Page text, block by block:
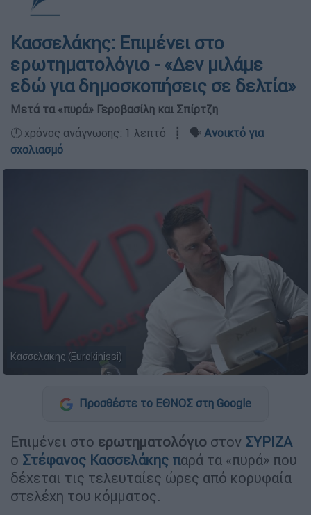
Κασσελάκης: Επιμένει στο
ερωτηματολόγιο - «Δεν μιλάμε
εδώ για δημοσκοπήσεις σε δελτία»
Μετά τα «πυρά» Γεροβασίλη και Σπίρτζη
🕛 χρόνος ανάγνωσης: 1 λεπτό ┋ 🗣️ Ανοικτό για
σχολιασμό
Κασσελάκης (Eurokinissi)
Προσθέστε το ΕΘΝΟΣ στη Google
Επιμένει στο ερωτηματολόγιο στον ΣΥΡΙΖΑ
ο Στέφανος Κασσελάκης παρά τα «πυρά» που
δέχεται τις τελευταίες ώρες από κορυφαία
στελέχη του κόμματος.